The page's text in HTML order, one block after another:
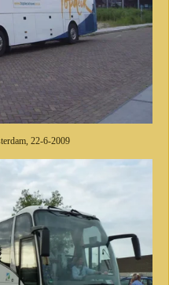
22-6-2009